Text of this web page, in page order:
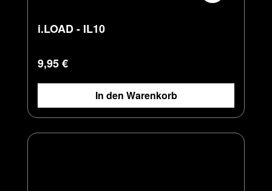
i.LOAD - IL10
Regulärer Preis:
9,95 €
In den Warenkorb